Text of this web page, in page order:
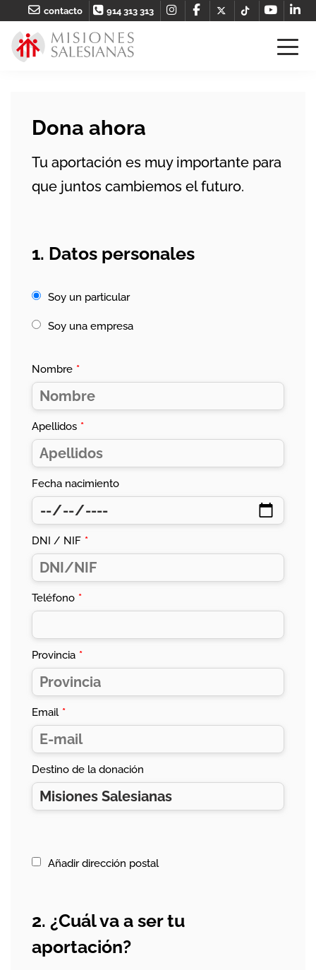
contacto 914 313 313
Dona ahora
Tu aportación es muy importante para
que juntos cambiemos el futuro.
1. Datos personales
Soy un particular
Soy una empresa
Nombre *
Apellidos *
Fecha nacimiento
DNI / NIF *
Teléfono *
Provincia *
Email *
Destino de la donación
Añadir dirección postal
2. ¿Cuál va a ser tu
aportación?